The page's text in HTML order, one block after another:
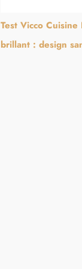
Test Vicco Cuisine
brillant : design